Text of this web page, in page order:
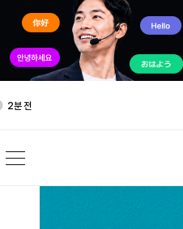
5분 전
2분 전